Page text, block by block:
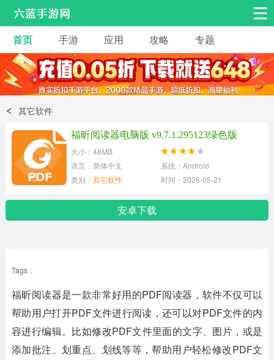
安卓手游 手游工具
热门手游 角色扮演 益智休闲
动作射击
冒险解谜
体育竞技
首页 手游 应用 攻略 专题
其它软件
福昕阅读器电脑版 v9.7.1.295123绿色版
大小：48MB
语言：简体中文
系统：Android
类别： 其它软件 时间：2026-05-21
安卓下载
Tags：
福昕阅读器是一款非常好用的PDF阅读器，软件不仅可以
帮助用户打开PDF文件进行阅读，还可以对PDF文件的内
容进行编辑。比如修改PDF文件里面的文字、图片，或是
添加批注、划重点、划线等等，帮助用户轻松修改PDF文